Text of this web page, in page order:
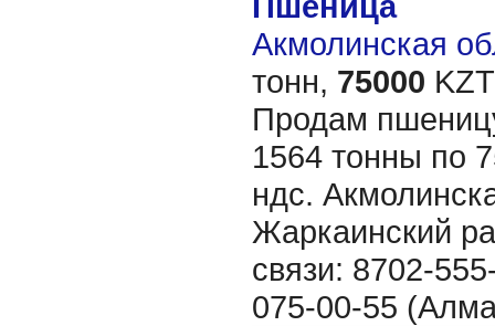
Акмолинская
тонн, 75000
Продам
1564 тонны по
ндс.
Жаркаинский
связи: 8702-
075-00-55